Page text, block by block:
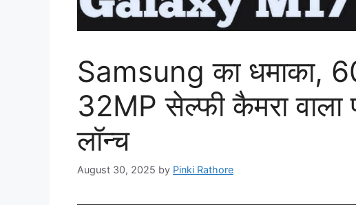
Samsung का धमाका,
32MP सेल्फी कैमरा
लॉन्च
August 30, 2025 by Pinki Rathore